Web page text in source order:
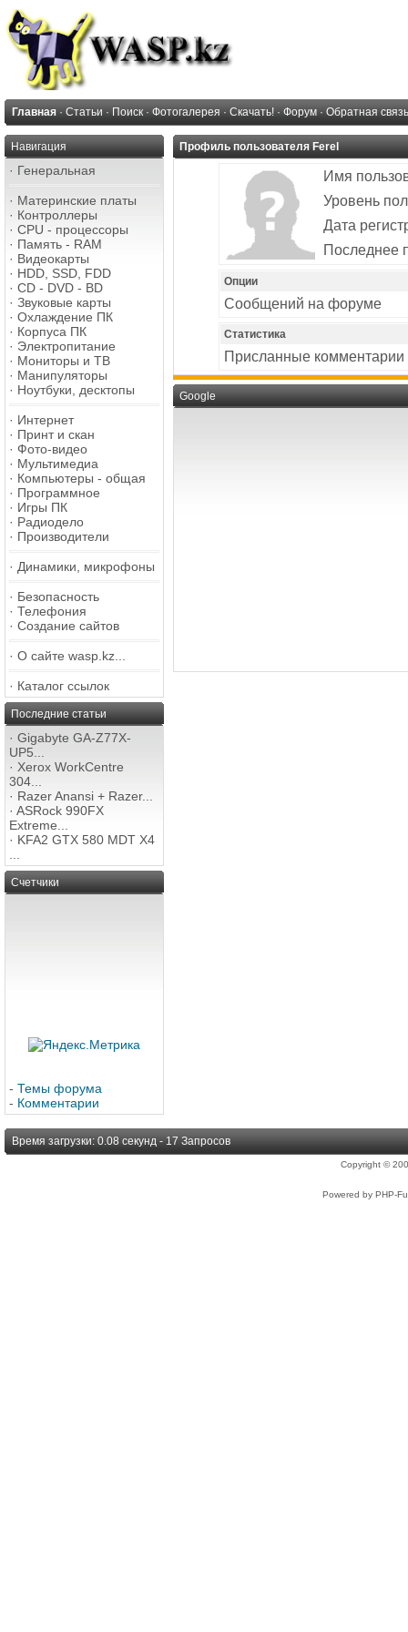
Главная · Статьи · Поиск · Фотогалерея · Скачать! · Форум · Обратная связь
Навигация
· Генеральная
· Материнские платы
· Контроллеры
· CPU - процессоры
· Память - RAM
· Видеокарты
· HDD, SSD, FDD
· CD - DVD - BD
· Звуковые карты
· Охлаждение ПК
· Корпуса ПК
· Электропитание
· Мониторы и ТВ
· Манипуляторы
· Ноутбуки, десктопы
· Интернет
· Принт и скан
· Фото-видео
· Мультимедиа
· Компьютеры - общая
· Программное
· Игры ПК
· Радиодело
· Производители
· Динамики, микрофоны
· Безопасность
· Телефония
· Создание сайтов
· О сайте wasp.kz...
· Каталог ссылок
Последние статьи
· Gigabyte GA-Z77X-
UP5...
· Xerox WorkCentre
304...
· Razer Anansi + Razer...
· ASRock 990FX
Extreme...
· KFA2 GTX 580 MDT X4
Счетчики
- Темы форума
- Комментарии
Профиль пользователя Ferel
Имя
Уровень
Дата
Последнее
Опции
Сообщений на форуме
Статистика
Присланные комментарии
Google
Время загрузки: 0.08 секунд - 17 Запросов
Copyright ©
Powered by PHP-